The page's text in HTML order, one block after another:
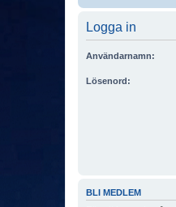
Logga in
Användarnamn:
Lösenord:
BLI MEDLEM